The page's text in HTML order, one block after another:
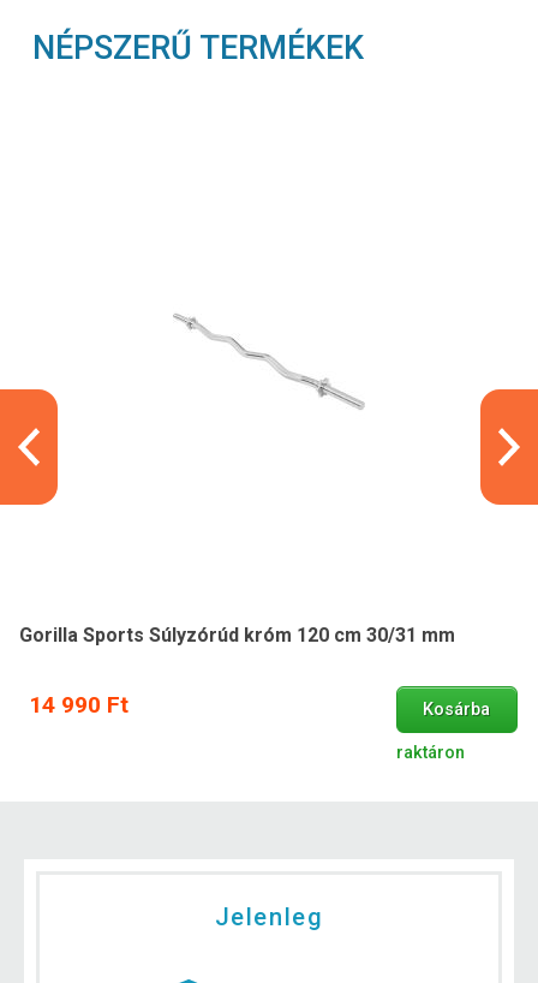
NÉPSZERŰ TERMÉKEK
Gorilla Sports Súlyzórúd króm 120 cm 30/31 mm
14 990 Ft Kosárba
raktáron
Jelenleg